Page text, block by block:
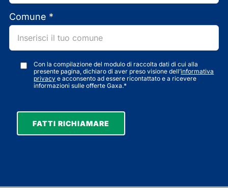
Comune *
Con la compilazione del modulo di raccolta dati di cui alla
presente pagina, dichiaro di aver preso visione dell’informativa
privacy e acconsento ad essere ricontattato e a ricevere
informazioni sulle offerte Gaxa.*
FATTI RICHIAMARE